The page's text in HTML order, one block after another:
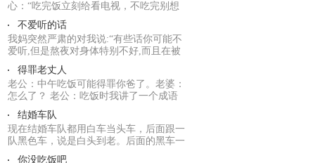
心：“吃完饭立刻给看电视，不吃完别想
看。”过一会...
不爱听的话
我妈突然严肃的对我说:“有些话你可能不
爱听,但是熬夜对身体特别不好,而且在被
子里玩...
得罪老丈人
老公：中午吃饭可能得罪你爸了。老婆：
怎么了？ 老公：吃饭时我讲了一个成语
狗仗人势...
结婚车队
现在结婚车队都用白车当头车，后面跟一
队黑色车，说是白头到老。后面的黑车一
直不懂什...
你没吃饭吧